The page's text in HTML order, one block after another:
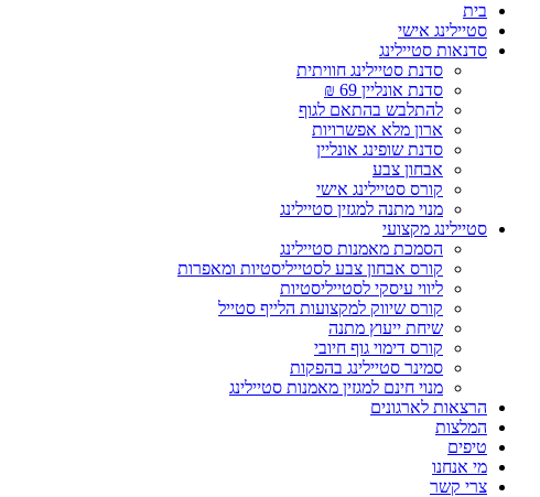
בית
סטיילינג אישי
סדנאות סטיילינג
סדנת סטיילינג חוויתית
סדנת אונליין 69 ₪
להתלבש בהתאם לגוף
ארון מלא אפשרויות
סדנת שופינג אונליין
אבחון צבע
קורס סטיילינג אישי
מנוי מתנה למגזין סטיילינג
סטיילינג מקצועי
הסמכת מאמנות סטיילינג
קורס אבחון צבע לסטייליסטיות ומאפרות
ליווי עיסקי לסטייליסטיות
קורס שיווק למקצועות הלייף סטייל
שיחת ייעוץ מתנה
קורס דימוי גוף חיובי
סמינר סטיילינג בהפקות
מנוי חינם למגזין מאמנות סטיילינג
הרצאות לארגונים
המלצות
טיפים
מי אנחנו
צרי קשר